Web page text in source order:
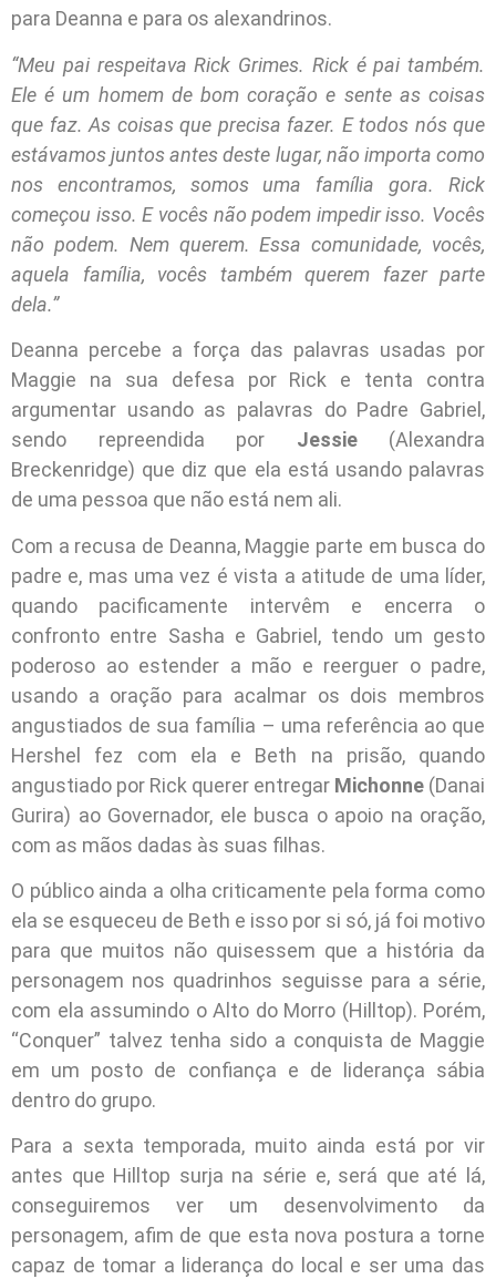
para Deanna e para os alexandrinos.
“Meu pai respeitava Rick Grimes. Rick é pai também.
Ele é um homem de bom coração e sente as coisas
que faz. As coisas que precisa fazer. E todos nós que
estávamos juntos antes deste lugar, não importa como
nos encontramos, somos uma família gora. Rick
começou isso. E vocês não podem impedir isso. Vocês
não podem. Nem querem. Essa comunidade, vocês,
aquela família, vocês também querem fazer parte
dela.”
Deanna percebe a força das palavras usadas por
Maggie na sua defesa por Rick e tenta contra
argumentar usando as palavras do Padre Gabriel,
sendo repreendida por Jessie(Alexandra
Breckenridge) que diz que ela está usando palavras
de uma pessoa que não está nem ali.
Com a recusa de Deanna, Maggie parte em busca do
padre e, mas uma vez é vista a atitude de uma líder,
quando pacificamente intervêm e encerra o
confronto entre Sasha e Gabriel, tendo um gesto
poderoso ao estender a mão e reerguer o padre,
usando a oração para acalmar os dois membros
angustiados de sua família – uma referência ao que
Hershel fez com ela e Beth na prisão, quando
angustiado por Rick querer entregar Michonne (Danai
Gurira) ao Governador, ele busca o apoio na oração,
com as mãos dadas às suas filhas.
O público ainda a olha criticamente pela forma como
ela se esqueceu de Beth e isso por si só, já foi motivo
para que muitos não quisessem que a história da
personagem nos quadrinhos seguisse para a série,
com ela assumindo o Alto do Morro (Hilltop). Porém,
“Conquer” talvez tenha sido a conquista de Maggie
em um posto de confiança e de liderança sábia
dentro do grupo.
Para a sexta temporada, muito ainda está por vir
antes que Hilltop surja na série e, será que até lá,
conseguiremos ver um desenvolvimento da
personagem, afim de que esta nova postura a torne
capaz de tomar a liderança do local e ser uma das